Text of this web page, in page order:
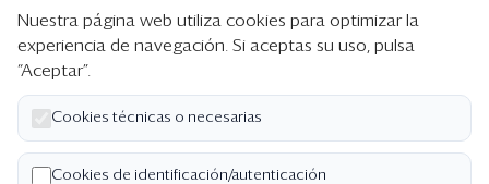
Suscripción individual
Paquetes corporativos
Edición Impresa
Nosotros
Nuestra página web utiliza cookies para optimizar la
experiencia de navegación. Si aceptas su uso, pulsa
“Aceptar”.
Cookies técnicas o necesarias
Cookies de identificación/autenticación